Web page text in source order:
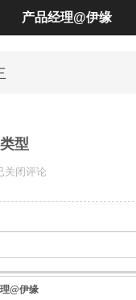
型
关闭评论
@伊缘
产品经理@伊缘